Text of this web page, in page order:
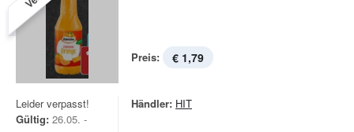
Preis: € 1,79
Leider verpasst!
Gültig: 26.05. -
Händler: HIT